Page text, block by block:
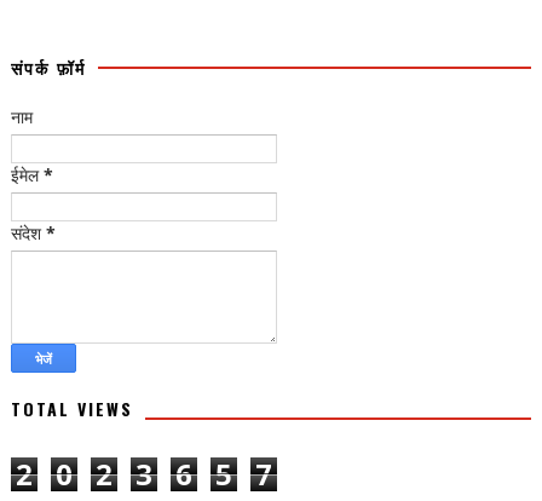
संपर्क फ़ॉर्म
नाम
ईमेल*
संदेश *
TOTAL VIEWS
2 0 2 3 6 5 7